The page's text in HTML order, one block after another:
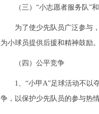
（三）“小志愿者服务队”和
为了使少先队员广泛参与，
为小球员提供后援和精神鼓励
（四）公平竞争
1、“小甲A”足球活动不以夺
争，以保护少先队员的参与热